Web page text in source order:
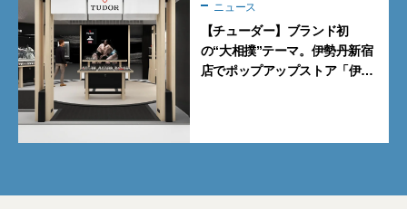
ニュース
【チューダー】ブランド初
の“大相撲”テーマ。伊勢丹新宿
店でポップアップストア「伊勢